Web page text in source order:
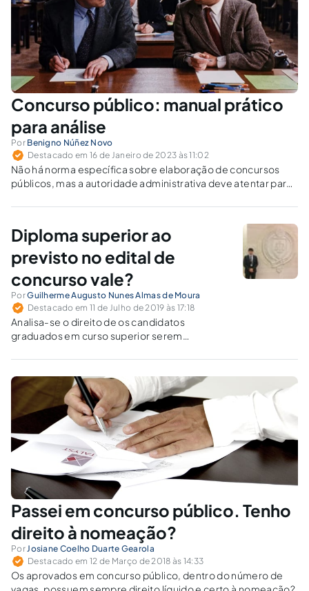
Concurso público: manual prático
para análise
Por Benigno Núñez Novo
Destacado em 16 de Janeiro de 2023 às 11:02
Não há norma específica sobre elaboração de concursos
públicos, mas a autoridade administrativa deve atentar para
Diploma superior ao
previsto no edital de
concurso vale?
PorGuilherme Augusto Nunes Almas de Moura
Destacado em 11 de Julho de 2019 às 17:18
Analisa-se o direito de os candidatos
graduados em curso superior serem
prevê a necessidade de comprovação da
conclusão de curso de nível técnico.
Passei em concurso público. Tenho
direito à nomeação?
PorJosiane Coelho Duarte Gearola
Destacado em 12 de Março de 2018 às 14:33
Os aprovados em concurso público, dentro do número de